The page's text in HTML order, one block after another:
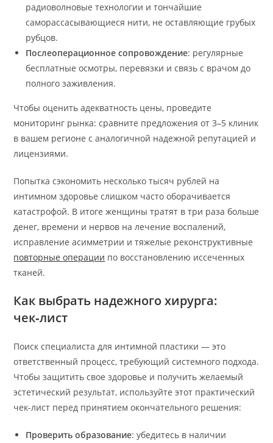
радиоволновые технологии и тончайшие
саморассасывающиеся нити, не оставляющие грубых
рубцов.
Послеоперационное сопровождение: регулярные
бесплатные осмотры, перевязки и связь с врачом до
полного заживления.
Чтобы оценить адекватность цены, проведите
мониторинг рынка: сравните предложения от 3–5 клиник
в вашем регионе с аналогичной надежной репутацией и
лицензиями.
Попытка сэкономить несколько тысяч рублей на
интимном здоровье слишком часто оборачивается
катастрофой. В итоге женщины тратят в три раза больше
денег, времени и нервов на лечение воспалений,
исправление асимметрии и тяжелые реконструктивные
повторные операции по восстановлению иссеченных
тканей.
Как выбрать надежного хирурга:
чек‑лист
Поиск специалиста для интимной пластики — это
ответственный процесс, требующий системного подхода.
Чтобы защитить свое здоровье и получить желаемый
эстетический результат, используйте этот практический
чек-лист перед принятием окончательного решения:
Проверить образование: убедитесь в наличии